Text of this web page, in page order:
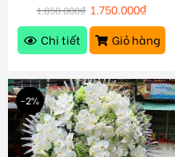
1.850.000₫ 1.750.000₫
Chi tiết
Giỏ hàng
-2%